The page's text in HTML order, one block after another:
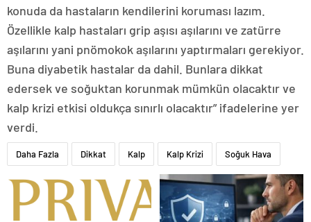
konuda da hastaların kendilerini koruması lazım.
Özellikle kalp hastaları grip aşısı aşılarını ve zatürre
aşılarını yani pnömokok aşılarını yaptırmaları gerekiyor.
Buna diyabetik hastalar da dahil. Bunlara dikkat
edersek ve soğuktan korunmak mümkün olacaktır ve
kalp krizi etkisi oldukça sınırlı olacaktır” ifadelerine yer
verdi.
Daha Fazla Dikkat Kalp Kalp Krizi Soğuk Hava